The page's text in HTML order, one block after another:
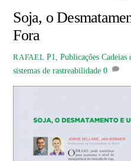
Soja, o
Fora
RAFAEL P1 ,Publicações Cadeias
sistemas de rastreabilidade 0